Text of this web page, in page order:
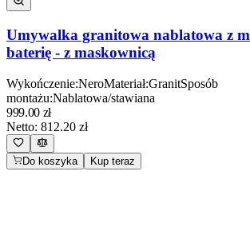
Umywalka granitowa nablatowa z
baterię - z maskownicą
Wykończenie:NeroMateriał:GranitSposób
montażu:Nablatowa/stawiana
999.00 zł
Netto: 812.20 zł
Do koszyka Kup teraz